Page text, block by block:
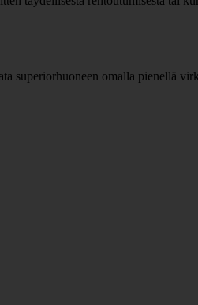
superiorhuoneen omalla pienellä